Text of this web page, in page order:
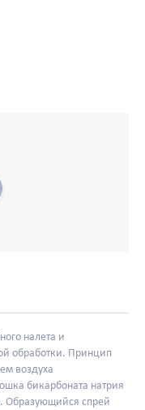
налета и
обработки. Принцип
воздуха
бикарбоната натрия
Образующийся спрей